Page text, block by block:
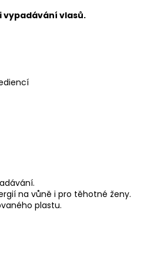
vypadávání vlasů.
na vůně i pro těhotné ženy.
plastu.